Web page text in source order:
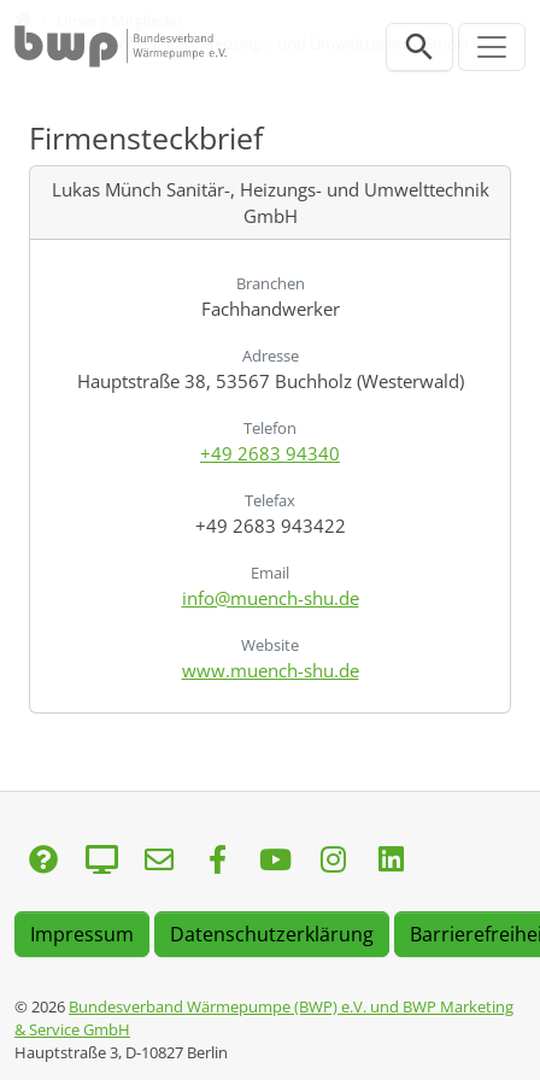
Lukas Münch Sanitär-, Heizungs- und Umwelttechnik GmbH
Firmensteckbrief
Lukas Münch Sanitär-, Heizungs- und Umwelttechnik
GmbH
Branchen
Fachhandwerker
Adresse
Hauptstraße 38, 53567 Buchholz (Westerwald)
Telefon
+49 2683 94340
Telefax
+49 2683 943422
Email
info@muench-shu.de
Website
www.muench-shu.de
Impressum Datenschutzerklärung
© 2026 Bundesverband Wärmepumpe (BWP) e.V. und BWP Marketing
& Service GmbH
Hauptstraße 3, D-10827 Berlin